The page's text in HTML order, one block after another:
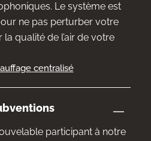
Le système est
ne pas perturber votre
qualité de l’air de votre
centralisé
participant à notre